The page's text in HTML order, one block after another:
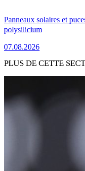
Panneaux solaires et
polysilicium
07.08.2026
PLUS DE CETTE